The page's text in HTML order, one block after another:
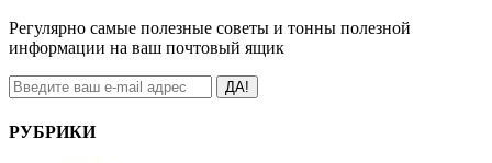
Регулярно самые полезные советы и тонны полезной
информации на ваш почтовый ящик
ДА!
РУБРИКИ